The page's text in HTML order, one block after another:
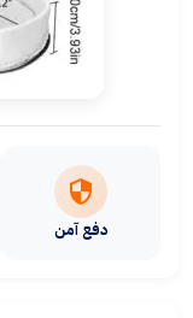
دفع آمن